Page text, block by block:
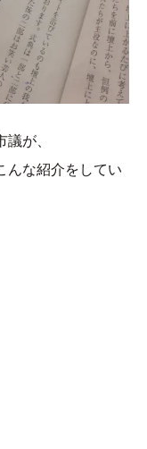
が、
んな紹介をしてい